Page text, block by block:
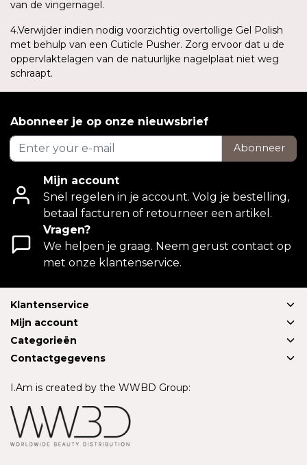
van de vingernagel.
4.Verwijder indien nodig voorzichtig overtollige Gel Polish
met behulp van een Cuticle Pusher. Zorg ervoor dat u de
oppervlaktelagen van de natuurlijke nagelplaat niet weg
schraapt.
Abonneer je op onze nieuwsbrief
Abonneer
Mijn account
Snel regelen in je account. Volg je bestelling,
betaal facturen of retourneer een artikel.
Vragen?
We helpen je graag. Neem gerust contact op
met onze klantenservice.
Klantenservice
Mijn account
Categorieën
Contactgegevens
I.Am is created by the WWBD Group: